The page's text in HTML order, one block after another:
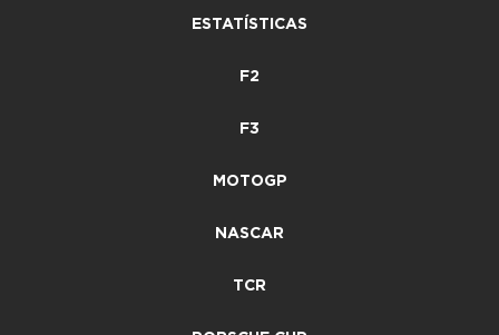
ESTATÍSTICAS
F2
F3
MOTOGP
NASCAR
TCR